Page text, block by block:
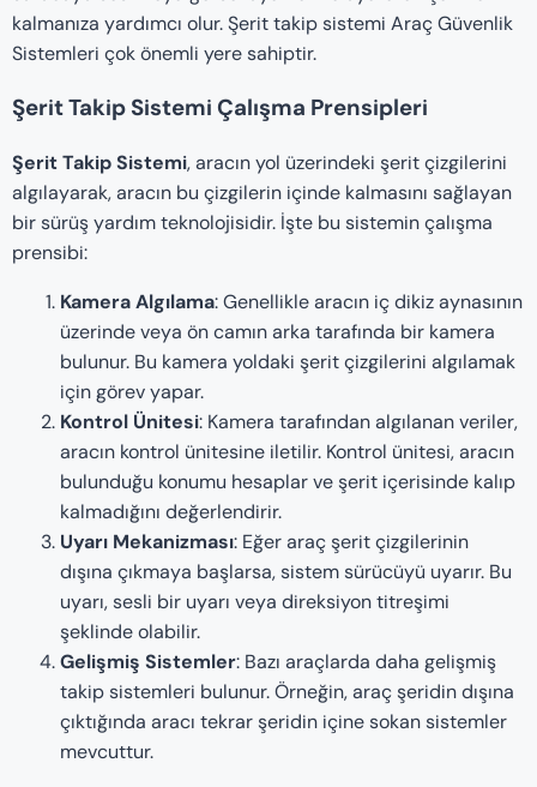
kalmanıza yardımcı olur. Şerit takip sistemi Araç Güvenlik
Sistemleri çok önemli yere sahiptir.
Şerit Takip Sistemi Çalışma Prensipleri
Şerit Takip Sistemi, aracın yol üzerindeki şerit çizgilerini
algılayarak, aracın bu çizgilerin içinde kalmasını sağlayan
bir sürüş yardım teknolojisidir. İşte bu sistemin çalışma
prensibi:
Kamera Algılama: Genellikle aracın iç dikiz aynasının
üzerinde veya ön camın arka tarafında bir kamera
bulunur. Bu kamera yoldaki şerit çizgilerini algılamak
için görev yapar.
Kontrol Ünitesi: Kamera tarafından algılanan veriler,
aracın kontrol ünitesine iletilir. Kontrol ünitesi, aracın
bulunduğu konumu hesaplar ve şerit içerisinde kalıp
kalmadığını değerlendirir.
Uyarı Mekanizması: Eğer araç şerit çizgilerinin
dışına çıkmaya başlarsa, sistem sürücüyü uyarır. Bu
uyarı, sesli bir uyarı veya direksiyon titreşimi
şeklinde olabilir.
Gelişmiş Sistemler: Bazı araçlarda daha gelişmiş
takip sistemleri bulunur. Örneğin, araç şeridin dışına
çıktığında aracı tekrar şeridin içine sokan sistemler
mevcuttur.